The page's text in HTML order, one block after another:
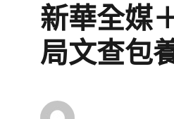
新華全媒
局文查包